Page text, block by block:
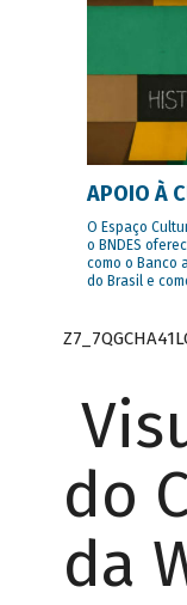
APOIO À
O Espaço
o BNDES
como o Banco
do Brasil e
do
da